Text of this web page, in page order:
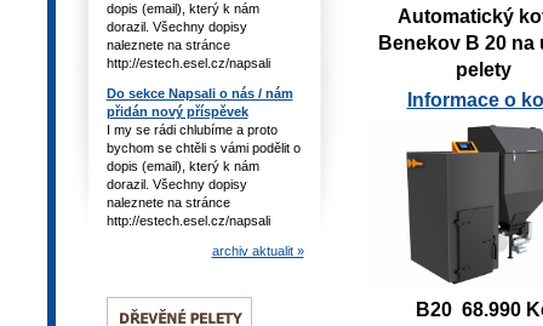
dopis (email), který k nám
dorazil. Všechny dopisy
naleznete na stránce
http://estech.esel.cz/napsali
Do sekce Napsali o nás / nám
přidán nový příspěvek
I my se rádi chlubíme a proto
bychom se chtěli s vámi podělit o
dopis (email), který k nám
dorazil. Všechny dopisy
naleznete na stránce
http://estech.esel.cz/napsali
archiv aktualit »
Automatický
Benekov B 20 na
pelety
Informace o
B20 68.990